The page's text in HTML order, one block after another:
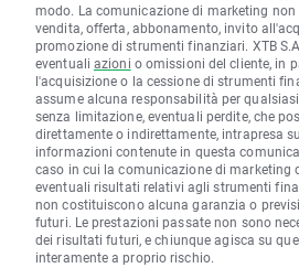
modo. La comunicazione di marketing
vendita, offerta, abbonamento, invito
promozione di strumenti finanziari. XTB
eventuali azioni o omissioni del cliente, in
l'acquisizione o la cessione di strumenti
assume alcuna responsabilità per
senza limitazione, eventuali perdite, che
direttamente o indirettamente, intrapresa
informazioni contenute in questa
caso in cui la comunicazione di marketing
eventuali risultati relativi agli strumenti
non costituiscono alcuna garanzia o
futuri. Le prestazioni passate non sono
dei risultati futuri, e chiunque agisca su
interamente a proprio rischio.